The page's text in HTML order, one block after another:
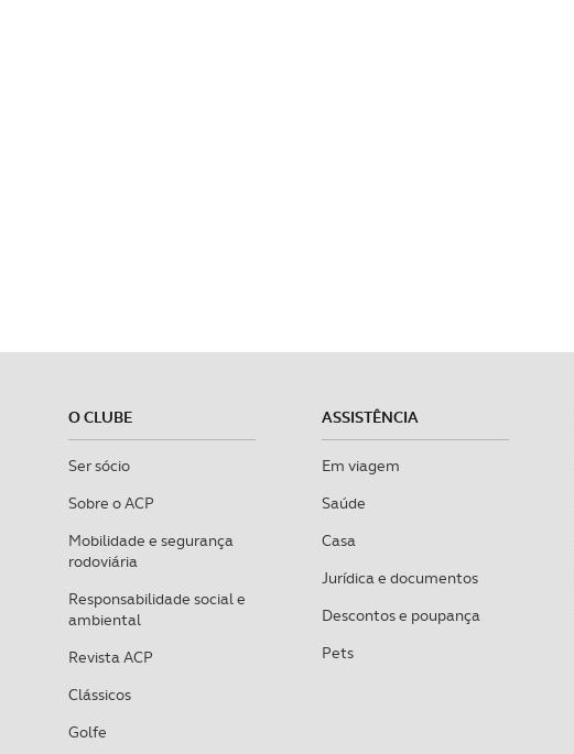
O CLUBE
Ser sócio
Sobre o ACP
Mobilidade e segurança
rodoviária
Responsabilidade social e
ambiental
Revista ACP
Clássicos
Golfe
ASSISTÊNCIA
Em viagem
Saúde
Casa
Jurídica e documentos
Descontos e poupança
Pets